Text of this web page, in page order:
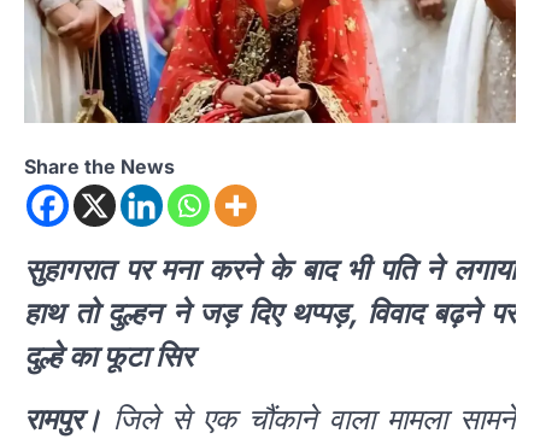
Share the News
सुहागरात पर मना करने के बाद भी पति ने लगाया
हाथ तो दुल्हन ने जड़ दिए थप्पड़, विवाद बढ़ने पर
दुल्हे का फूटा सिर
रामपुर। जिले से एक चौंकाने वाला मामला सामने